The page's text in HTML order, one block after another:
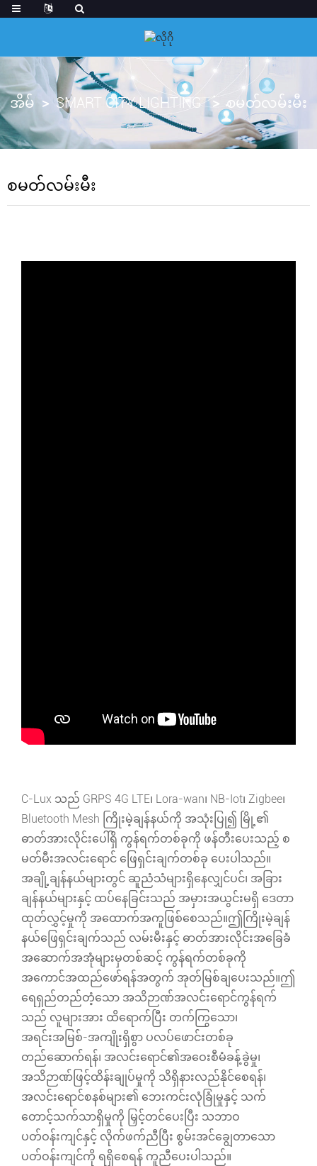
အိမ် SMART CITY LIGHTING စမတ်လမ်းမီး
စမတ်လမ်းမီး
C-Lux သည် GRPS 4G LTE၊ Lora-wan၊ NB-Iot၊ Zigbee၊
Bluetooth Mesh ကြိုးမဲ့ချန်နယ်ကို အသုံးပြု၍ မြို့၏
ဓာတ်အားလိုင်းပေါ်ရှိ ကွန်ရက်တစ်ခုကို ဖန်တီးပေးသည့် စ
မတ်မီးအလင်းရောင် ဖြေရှင်းချက်တစ်ခု ပေးပါသည်။
အချို့ချန်နယ်များတွင် ဆူညံသံများရှိနေလျှင်ပင်၊ အခြား
ချန်နယ်များနှင့် ထပ်နေခြင်းသည် အမှားအယွင်းမရှိ ဒေတာ
ထုတ်လွှင့်မှုကို အထောက်အကူဖြစ်စေသည်။ဤကြိုးမဲ့ချန်
နယ်ဖြေရှင်းချက်သည် လမ်းမီးနှင့် ဓာတ်အားလိုင်းအခြေခံ
အဆောက်အအုံများမှတစ်ဆင့် ကွန်ရက်တစ်ခုကို
အကောင်အထည်ဖော်ရန်အတွက် အုတ်မြစ်ချပေးသည်။ဤ
ရေရှည်တည်တံ့သော အသိဉာဏ်အလင်းရောင်ကွန်ရက်
သည် လူများအား ထိရောက်ပြီး တက်ကြွသော၊
အရင်းအမြစ်-အကျိုးရှိစွာ ပလပ်ဖောင်းတစ်ခု
တည်ဆောက်ရန်၊ အလင်းရောင်၏အဝေးစီမံခန့်ခွဲမှု၊
အသိဉာဏ်ဖြင့်ထိန်းချုပ်မှုကို သိရှိနားလည်နိုင်စေရန်၊
အလင်းရောင်စနစ်များ၏ ဘေးကင်းလုံခြုံမှုနှင့် သက်
တောင့်သက်သာရှိမှုကို မြှင့်တင်ပေးပြီး သဘာဝ
ပတ်ဝန်းကျင်နှင့် လိုက်ဖက်ညီပြီး စွမ်းအင်ချွေတာသော
ပတ်ဝန်းကျင်ကို ရရှိစေရန် ကူညီပေးပါသည်။